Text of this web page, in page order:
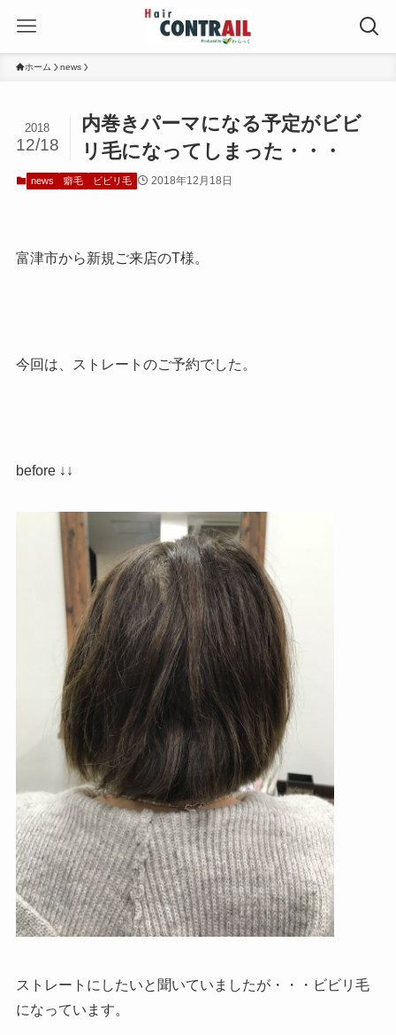
ホーム news
内巻きパーマになる予定がビビ
リ毛になってしまった・・・
2018
12/18
news 癖毛 ビビリ毛 2018年12月18日
富津市から新規ご来店のT様。
今回は、ストレートのご予約でした。
before ↓↓
ストレートにしたいと聞いていましたが・・・ビビリ毛
になっています。